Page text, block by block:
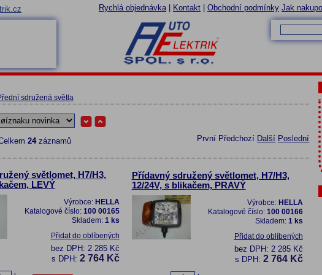
Rychlá objednávka Kontakt Obchodní podmínky Jak
sdružená světla
24záznamů První Předchozí Další Poslední
světlomet, H7/H3,
LEVÝ
Výrobce: HELLA
Katalogové číslo: 100 00165
Skladem: 1 ks
Přidat do oblíbených
bez DPH: 2 285 Kč
s DPH: 2 764 Kč
Přídavný sdružený světlomet, H7/H3,
12/24V, s blikačem, PRAVÝ
Výrobce: HELLA
Katalogové číslo: 100 00166
Skladem: 1 ks
Přidat do oblíbených
bez DPH: 2 285 Kč
s DPH: 2 764 Kč